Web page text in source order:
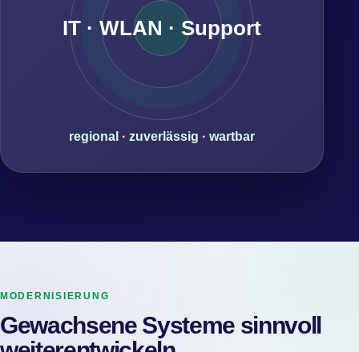
IT · WLAN · Support
regional · zuverlässig · wartbar
MODERNISIERUNG
Gewachsene Systeme sinnvoll